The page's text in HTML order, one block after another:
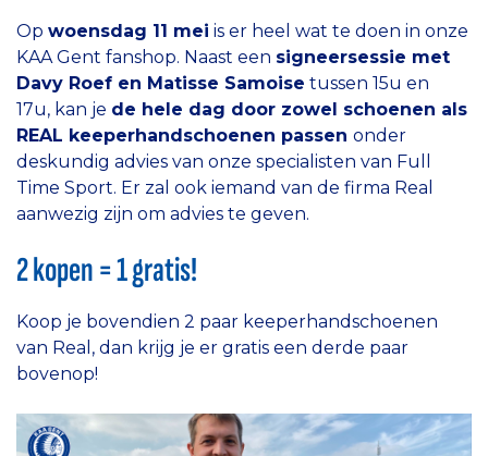
Op woensdag 11 mei is er heel wat te doen in onze
KAA Gent fanshop. Naast een signeersessie met
Davy Roef en Matisse Samoise tussen 15u en
17u, kan je de hele dag door zowel schoenen als
REAL keeperhandschoenen passen onder
deskundig advies van onze specialisten van Full
Time Sport. Er zal ook iemand van de firma Real
aanwezig zijn om advies te geven.
2 kopen = 1 gratis!
Koop je bovendien 2 paar keeperhandschoenen
van Real, dan krijg je er gratis een derde paar
bovenop!